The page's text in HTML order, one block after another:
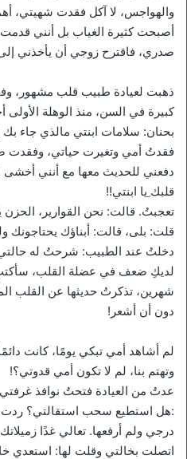
والهواجس، لا آكل فقدت شهيتي،
أصبحت كثيرة الغياب بل أنني
صدري، فاقترح زوجي أن يأخذني
ذهبت لعيادة طبيب قلب مشهور،
كبيرة في السن، منذ الوهلة الأولى
بحنان: سلامات ابنتي مالذي جاء
فقدتُ أمي وتغيرت حياتي،
دفعني للحديث معها مع أنني أخشى
قلبك ِيا ابنتي!!
تعجبتُ. قالت: نحن القوارير، الحزن
قلت: بلى، قالت: أبناؤك يحتاجونك
دخلتُ عند الطبيب: شرحتُ له
لديكِ ضعف في عضلة القلب، سأكتب
شهرين، تذكرتُ حديثها عن القلب
دون أن أشعر!
لم أشاهد أمي تبكي يومًا، كانت
وتهتم بنا، لم لا تكون أمي قدوتي؟!
عدتُ من العيادة فتحتُ نوافذ
:هل استطيع سحب استقالتي؟
درجي ولم أرفعها. تعالي غدًا
اتصلت بخالتي وقلت لها: استعدي